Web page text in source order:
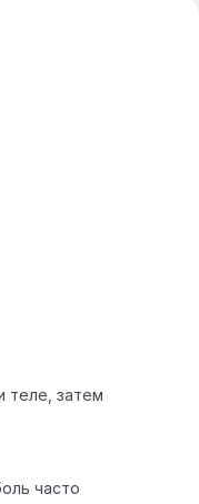
теле, затем
часто